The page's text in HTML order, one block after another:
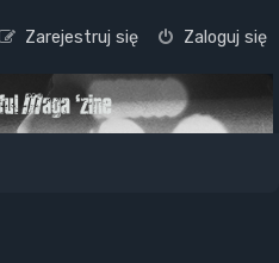
Zaloguj się
Zarejestruj się